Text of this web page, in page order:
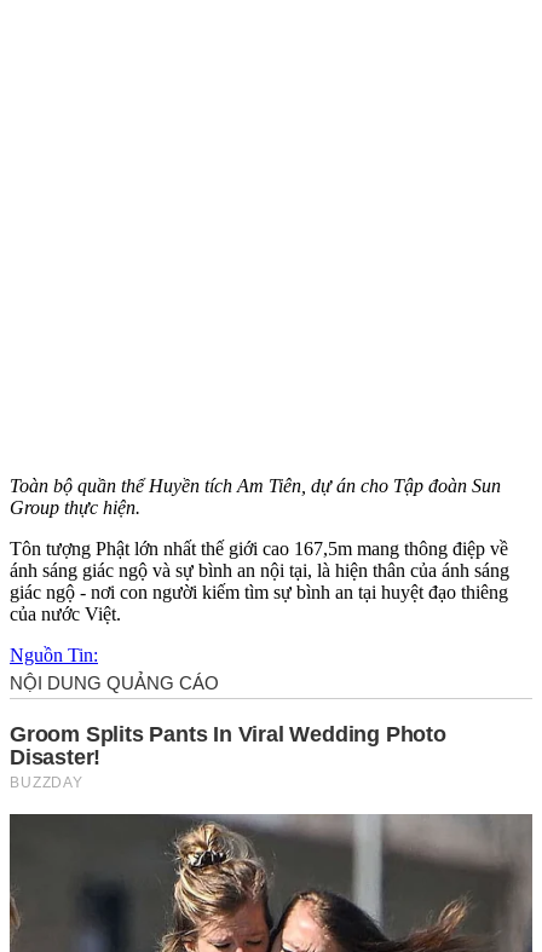
Toàn bộ quần thể Huyền tích Am Tiên, dự án cho Tập đoàn Sun
Group thực hiện.
Tôn tượng Phật lớn nhất thế giới cao 167,5m mang thông điệp về
ánh sáng giác ngộ và sự bình an nội tại, là hiện thân của ánh sáng
giác ngộ - nơi con người kiếm tìm sự bình an tại huyệt đạo thiêng
của nước Việt.
Nguồn Tin: